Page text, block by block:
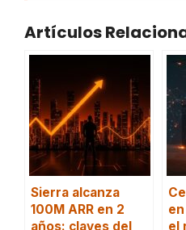
Artículos
Sierra alcanza
100M ARR en 2
años: claves del
el